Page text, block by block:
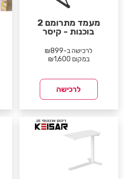
מעמד מתרומם 2
בוכנות - קיסר
לרכישה ב-₪899
במקום ₪1,600
לרכישה